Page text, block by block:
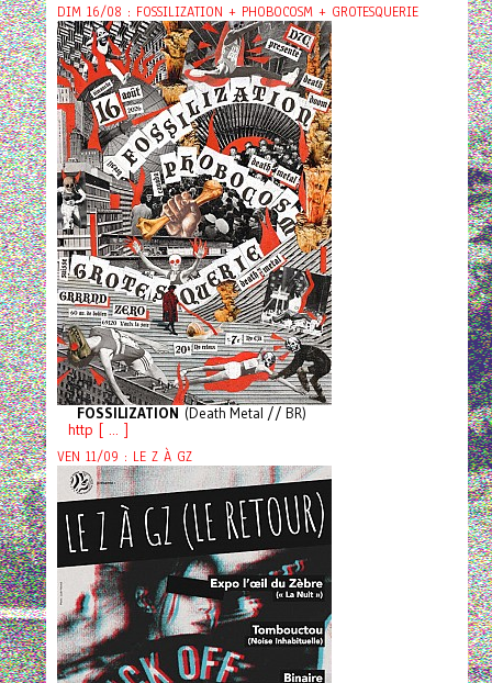
DIM 16/08 : FOSSILIZATION + PHOBOCOSM + GROTESQUERIE
FOSSILIZATION (Death Metal // BR)
http [ ... ]
VEN 11/09 : LE Z À GZ